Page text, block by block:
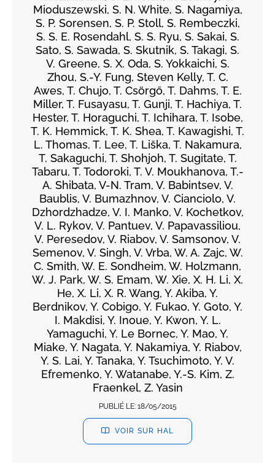
Mioduszewski, S. N. White, S. Nagamiya,
S. P. Sorensen, S. P. Stoll, S. Rembeczki,
S. S. E. Rosendahl, S. S. Ryu, S. Sakai, S.
Sato, S. Sawada, S. Skutnik, S. Takagi, S.
V. Greene, S. X. Oda, S. Yokkaichi, S.
Zhou, S.-Y. Fung, Steven Kelly, T. C.
Awes, T. Chujo, T. Csörgő, T. Dahms, T. E.
Miller, T. Fusayasu, T. Gunji, T. Hachiya, T.
Hester, T. Horaguchi, T. Ichihara, T. Isobe,
T. K. Hemmick, T. K. Shea, T. Kawagishi, T.
L. Thomas, T. Lee, T. Liška, T. Nakamura,
T. Sakaguchi, T. Shohjoh, T. Sugitate, T.
Tabaru, T. Todoroki, T. V. Moukhanova, T.-
A. Shibata, V-N. Tram, V. Babintsev, V.
Baublis, V. Bumazhnov, V. Cianciolo, V.
Dzhordzhadze, V. I. Manko, V. Kochetkov,
V. L. Rykov, V. Pantuev, V. Papavassiliou,
V. Peresedov, V. Riabov, V. Samsonov, V.
Semenov, V. Singh, V. Vrba, W. A. Zajc, W.
C. Smith, W. E. Sondheim, W. Holzmann,
W. J. Park, W. S. Emam, W. Xie, X. H. Li, X.
He, X. Li, X. R. Wang, Y. Akiba, Y.
Berdnikov, Y. Cobigo, Y. Fukao, Y. Goto, Y.
I. Makdisi, Y. Inoue, Y. Kwon, Y. L.
Yamaguchi, Y. Le Bornec, Y. Mao, Y.
Miake, Y. Nagata, Y. Nakamiya, Y. Riabov,
Y. S. Lai, Y. Tanaka, Y. Tsuchimoto, Y. V.
Efremenko, Y. Watanabe, Y.-S. Kim, Z.
Fraenkel, Z. Yasin
PUBLIÉ LE: 18/05/2015
VOIR SUR HAL